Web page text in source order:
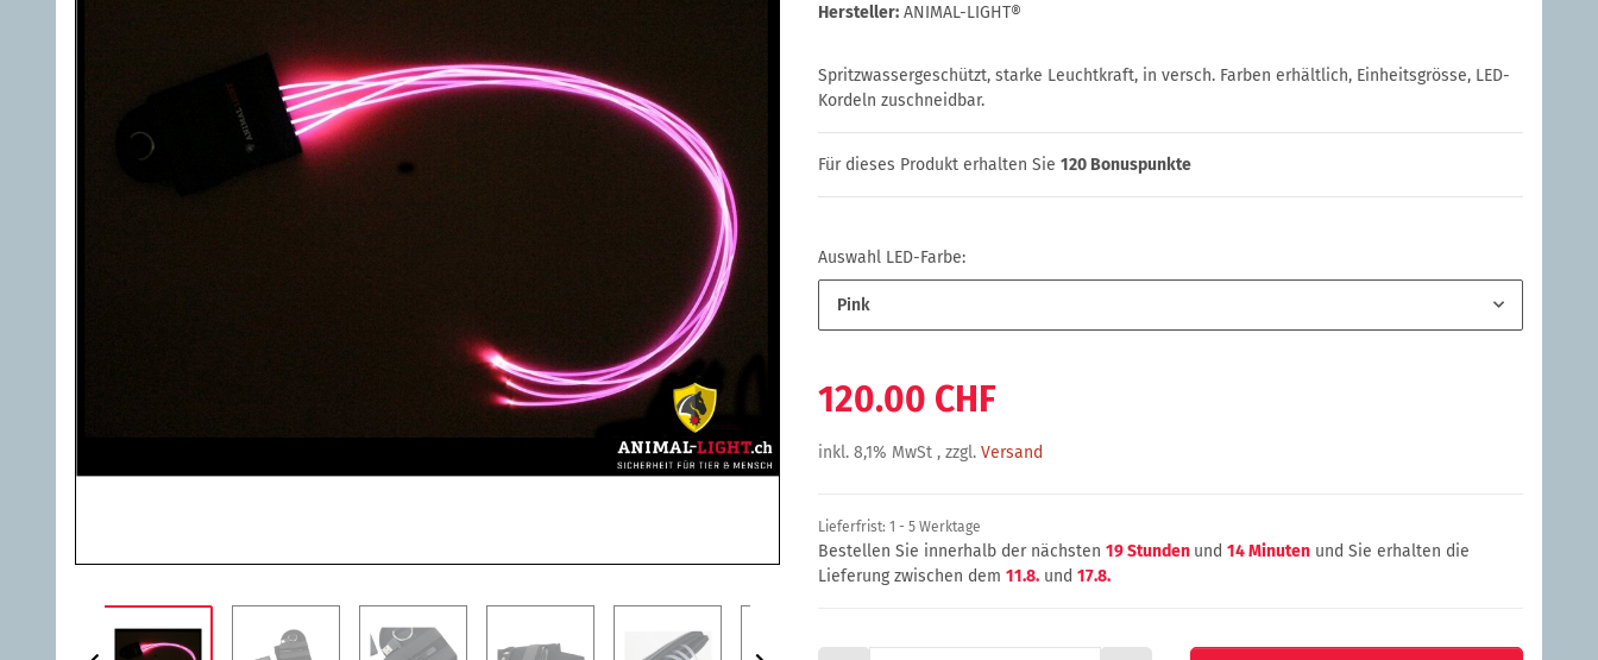
Hersteller: ANIMAL-LIGHT®
Spritzwassergeschützt, starke Leuchtkraft, in versch. Farben erhältlich, Einheitsgrösse, LED-
Kordeln zuschneidbar.
Für dieses Produkt erhalten Sie 120 Bonuspunkte
Auswahl LED-Farbe:
Pink
120.00 CHF
inkl. 8,1% MwSt , zzgl. Versand
Lieferfrist: 1 - 5 Werktage
Bestellen Sie innerhalb der nächsten 19 Stunden und 14 Minuten und Sie erhalten die
Lieferung zwischen dem 11.8. und 17.8.